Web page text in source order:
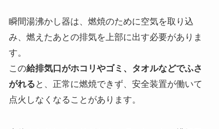
瞬間湯沸かし器は、燃焼のために空気を取り込
み、燃えたあとの排気を上部に出す必要がありま
す。
この給排気口がホコリやゴミ、タオルなどでふさ
がれる と、正常に燃焼できず、安全装置が働いて
点火しなくなることがあります。